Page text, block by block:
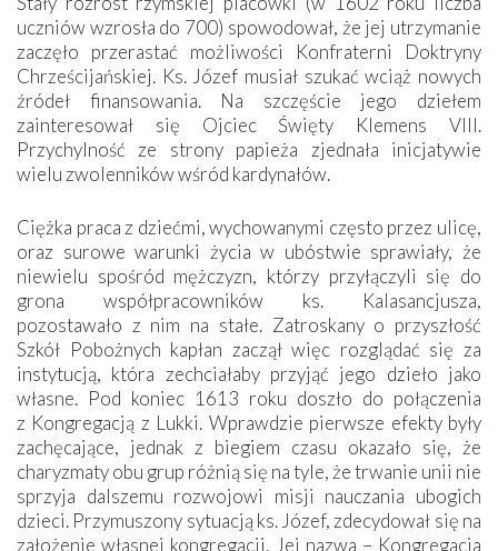
uczniów wzrosła do 700) spowodował, że jej utrzymanie
zaczęło przerastać możliwości Konfraterni Doktryny
Chrześcijańskiej. Ks. Józef musiał szukać wciąż nowych
źródeł finansowania. Na szczęście jego dziełem
zainteresował się Ojciec Święty Klemens VIII.
Przychylność ze strony papieża zjednała inicjatywie
wielu zwolenników wśród kardynałów.
Ciężka praca z dziećmi, wychowanymi często przez ulicę,
oraz surowe warunki życia w ubóstwie sprawiały, że
niewielu spośród mężczyzn, którzy przyłączyli się do
grona współpracowników ks. Kalasancjusza,
pozostawało z nim na stałe. Zatroskany o przyszłość
Szkół Pobożnych kapłan zaczął więc rozglądać się za
instytucją, która zechciałaby przyjąć jego dzieło jako
własne. Pod koniec 1613 roku doszło do połączenia
z Kongregacją z Lukki. Wprawdzie pierwsze efekty były
zachęcające, jednak z biegiem czasu okazało się, że
charyzmaty obu grup różnią się na tyle, że trwanie unii nie
sprzyja dalszemu rozwojowi misji nauczania ubogich
dzieci. Przymuszony sytuacją ks. Józef, zdecydował się na
założenie własnej kongregacji. Jej nazwa – Kongregacja